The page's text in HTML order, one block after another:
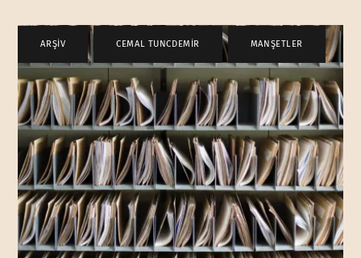
ARŞİV CEMAL TUNCDEMİR , MANŞETLER